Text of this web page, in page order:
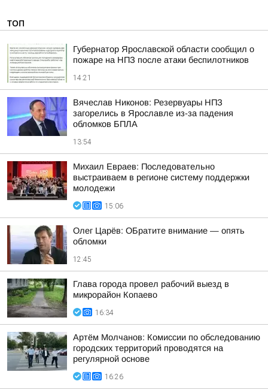
ТОП
Губернатор Ярославской области сообщил о
пожаре на НПЗ после атаки беспилотников
14:21
Вячеслав Никонов: Резервуары НПЗ
загорелись в Ярославле из-за падения
обломков БПЛА
13:54
Михаил Евраев: Последовательно
выстраиваем в регионе систему поддержки
молодежи
15:06
Олег Царёв: ОБратите внимание — опять
обломки
12:45
Глава города провел рабочий выезд в
микрорайон Копаево
16:34
Артём Молчанов: Комиссии по обследованию
городских территорий проводятся на
регулярной основе
16:26